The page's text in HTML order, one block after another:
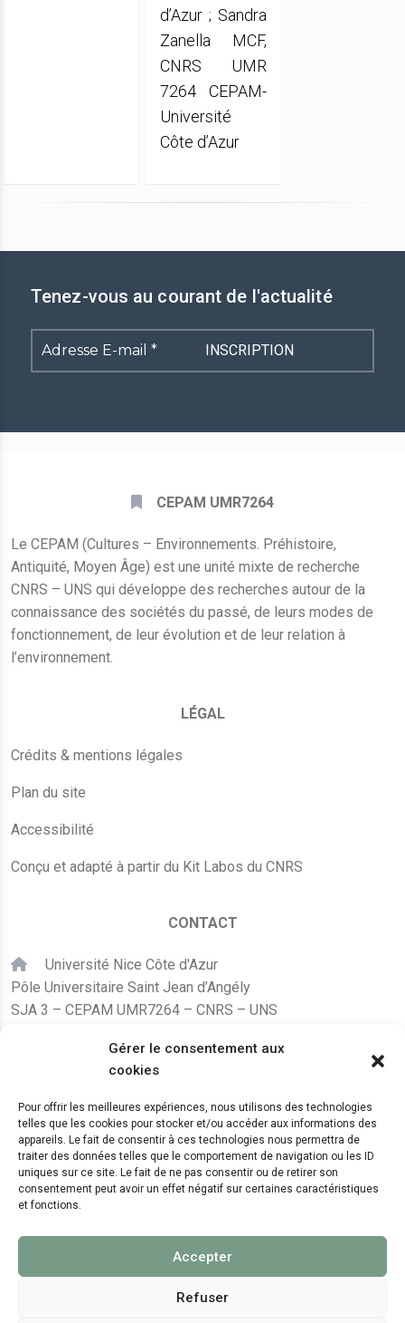
Gérer le consentement aux
cookies
Pour offrir les meilleures expériences, nous utilisons des technologies
telles que les cookies pour stocker et/ou accéder aux informations des
appareils. Le fait de consentir à ces technologies nous permettra de
traiter des données telles que le comportement de navigation ou les ID
uniques sur ce site. Le fait de ne pas consentir ou de retirer son
consentement peut avoir un effet négatif sur certaines caractéristiques
et fonctions.
Accepter
Refuser
d’Azur ; Sandra
Zanella MCF,
CNRS UMR
7264 CEPAM-
Université
Côte d’Azur
Tenez-vous au courant de l'actualité
Adresse
E-
CEPAM UMR7264
Le CEPAM (Cultures – Environnements. Préhistoire,
Antiquité, Moyen Âge) est une unité mixte de recherche
CNRS – UNS qui développe des recherches autour de la
connaissance des sociétés du passé, de leurs modes de
fonctionnement, de leur évolution et de leur relation à
l’environnement.
LÉGAL
Crédits & mentions légales
Plan du site
Accessibilité
Conçu et adapté à partir du Kit Labos du CNRS
CONTACT
Université Nice Côte d'Azur
Pôle Universitaire Saint Jean d’Angély
SJA 3 – CEPAM UMR7264 – CNRS – UNS
+33 (0)4 89 15 24 08
LE CEPAM EST HÉBERGÉ PAR